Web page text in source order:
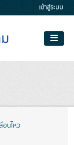
เข้าสู่ระบบ
อนไหว